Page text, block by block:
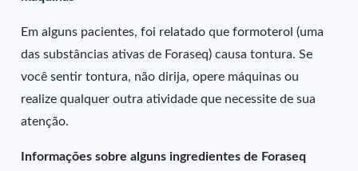
Em alguns pacientes, foi relatado que formoterol (uma
das substâncias ativas de Foraseq) causa tontura. Se
você sentir tontura, não dirija, opere máquinas ou
realize qualquer outra atividade que necessite de sua
atenção.
Informações sobre alguns ingredientes de Foraseq